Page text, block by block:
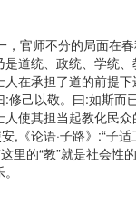
官师不分的局面在春
是道统、政统、学统
在承担了道的前提
:修己以敬。曰:如斯而
使其担当起教化民
,《论语·子路》:“子
这里的“教”就是社会